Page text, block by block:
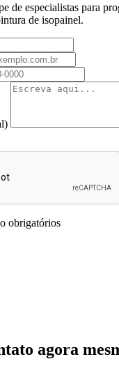
de especialistas para
de isopainel.
obrigatórios
agora